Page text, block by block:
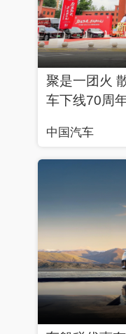
聚是一团火
车下线70周
中国汽车